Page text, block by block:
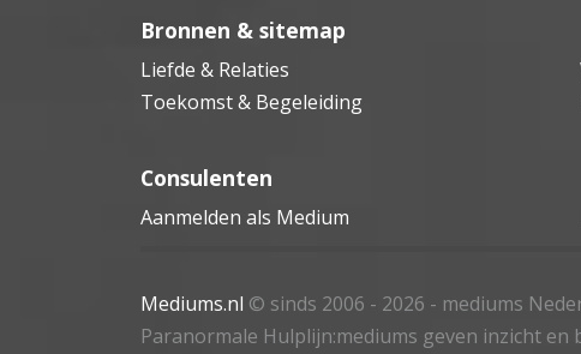
Bronnen & sitemap
Liefde & Relaties
Toekomst & Begeleiding
Consulenten
Aanmelden als Medium
Mediums.nl © sinds 2006 - 2026 - mediums
Paranormale Hulplijn:mediums geven inzicht